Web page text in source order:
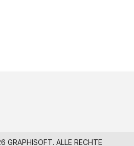
GRAPHISOFT. ALLE RECHTE